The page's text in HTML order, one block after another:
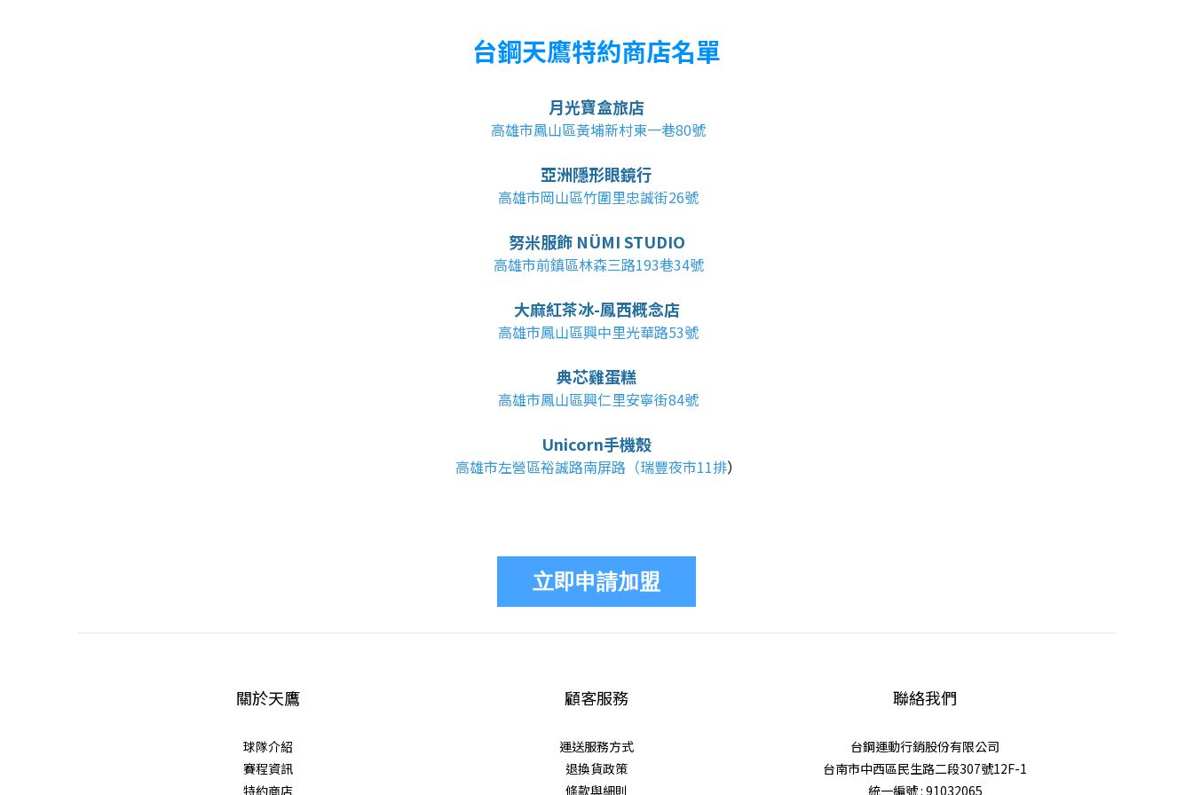
台鋼天鷹特約商店名單
月光寶盒旅店
高雄市鳳山區黃埔新村東一巷80號
亞洲隱形眼鏡行
高雄市岡山區竹圍里忠誠街26號
努米服飾 NÜMI STUDIO
高雄市前鎮區林森三路193巷34號
大麻紅茶冰-鳳西概念店
高雄市鳳山區興中里光華路53號
典芯雞蛋糕
高雄市鳳山區興仁里安寧街84號
Unicorn手機殼
高雄市左營區裕誠路南屏路（瑞豐夜市11排）
立即申請加盟
關於天鷹
球隊介紹
賽程資訊
特約商店
顧客服務
運送服務方式
退換貨政策
條款與細則
聯絡我們
台鋼運動行銷股份有限公司
台南市中西區民生路二段307號12F-1
統一編號 : 91032065